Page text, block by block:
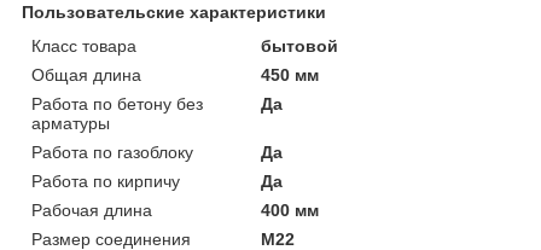
Пользовательские характеристики
Класс товара
бытовой
Общая длина
450 мм
Работа по бетону без
арматуры
Да
Работа по газоблоку
Да
Работа по кирпичу
Да
Рабочая длина
400 мм
Размер соединения
М22